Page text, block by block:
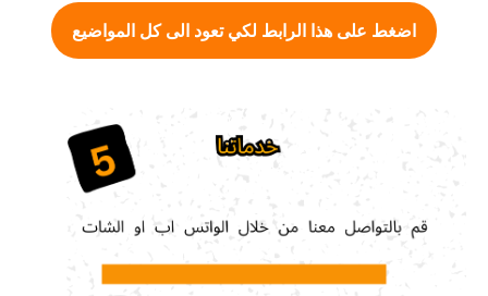
اضغط على هذا الرابط لكي تعود الى كل المواضيع